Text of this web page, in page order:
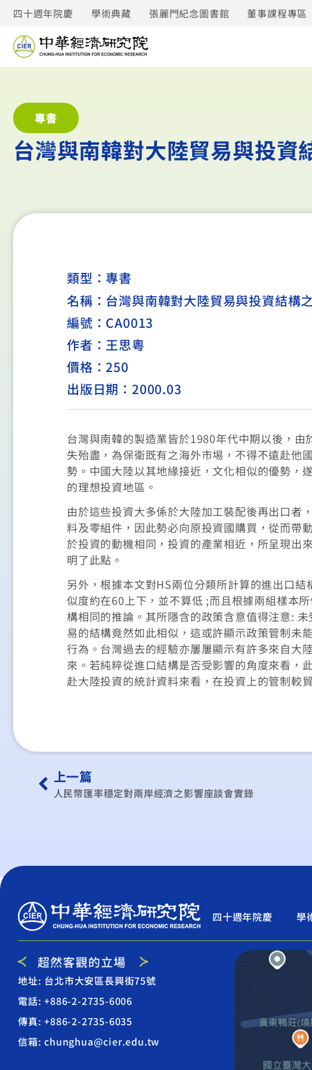
四十週年院慶 學術典藏 張麗門紀念圖書館 董事課程專區
專書
台灣與南韓對大陸貿易與投資
類型： 專書
名稱：台灣與南韓對大陸貿易與投資結構
編號：CA0013
作者：王思粵
價格：250
出版日期：2000.03
台灣與南韓的製造業皆於1980年代中期以後，
失殆盡，為保衛既有之海外市埸，不得不遠赴他
勢。中國大陸以其地緣接近，文化相似的優勢，
的理想投資地區。
由於這些投資大多係於大陸加工裝配後再出口者
料及零組件，因此勢必向原投資國購買，從而帶
於投資的動機相同，投資的產業相近，所呈現出
明了此點。
另外，根據本文對HS兩位分類所計算的進出口
似度約在60上下，並不算低 ;而且根據兩組樣本
構相同的推論。其所隱含的政策含意值得注意:
易的結構竟然如此相似，這或許顯示政策管制未
行為。台灣過去的經驗亦屢屢顯示有許多來自大
來。若純粹從進口結構是否受影響的角度來看，
赴大陸投資的統計資料來看，在投資上的管制較
上一篇
人民幣匯率穩定對兩岸經濟之影響座談會實錄
四十週年院慶 學
地址: 台北市大安區長興街75號
電話: +886-2-2735-6006
傳真: +886-2-2735-6035
信箱: chunghua@cier.edu.tw